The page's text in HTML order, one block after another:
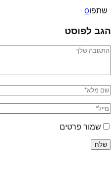
שתפו0
הגב לפוסט
שמור פרטים